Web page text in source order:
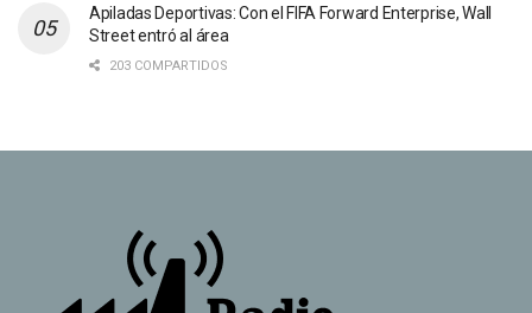
Apiladas Deportivas: Con el FIFA Forward Enterprise, Wall
Street entró al área
203 COMPARTIDOS